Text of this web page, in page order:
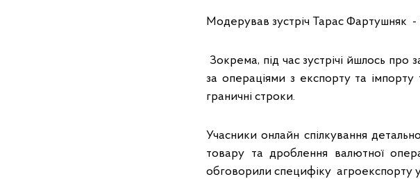
Модерував зустріч Тарас Фартушняк -
Зокрема, під час зустрічі йшлось про
за операціями з експорту та
граничні строки.
Учасники онлайн спілкування
товару та дроблення валютної
обговорили специфіку агроекспорту у